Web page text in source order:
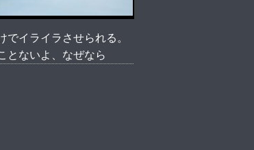
でイライラさせられる。
とないよ、なぜなら